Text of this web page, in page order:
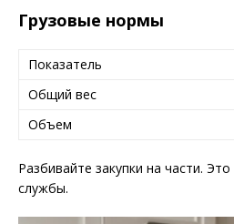
Грузовые нормы
Показатель
Общий вес
Объем
Разбивайте закупки на части.
службы.